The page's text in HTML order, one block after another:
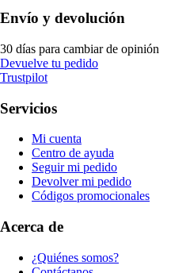
Envío y devolución
30 días para cambiar de opinión
Devuelve tu pedido
Trustpilot
Servicios
Mi cuenta
Centro de ayuda
Seguir mi pedido
Devolver mi pedido
Códigos promocionales
Acerca de
¿Quiénes somos?